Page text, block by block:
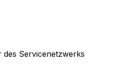
des Servicenetzwerks